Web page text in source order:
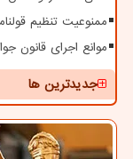
ممنوعیت تنظیم
موانع اجرای قانون
جدیدترین ها